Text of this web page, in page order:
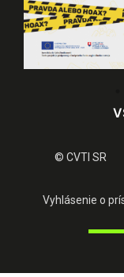
© CVTI SR
Vyhlásenie o